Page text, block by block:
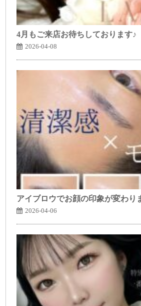
4月もご来店お待ちしております♪
2026-04-08
アイブロウでお顔の印象が変わり
2026-04-06